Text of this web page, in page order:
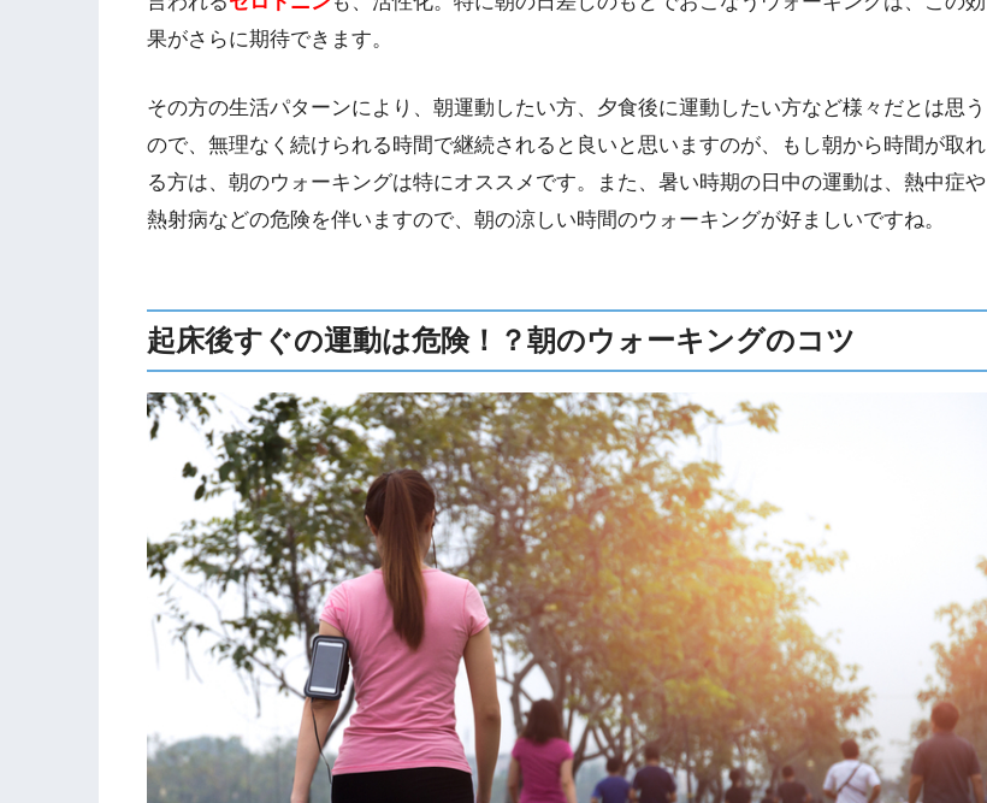
果がさらに期待できます。
その方の生活パターンにより、朝運動したい方、夕食後に運動したい方など様々だとは思う
ので、無理なく続けられる時間で継続されると良いと思いますのが、もし朝から時間が取れ
る方は、朝のウォーキングは特にオススメです。また、暑い時期の日中の運動は、熱中症や
熱射病などの危険を伴いますので、朝の涼しい時間のウォーキングが好ましいですね。
起床後すぐの運動は危険！？朝のウォーキングのコツ